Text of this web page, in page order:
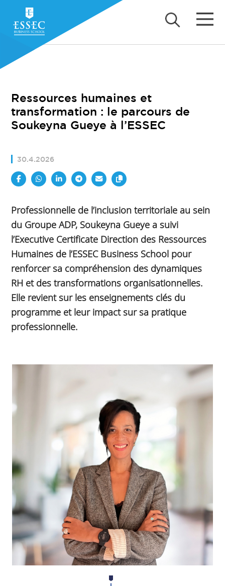
Ressources humaines et
transformation : le parcours de
Soukeyna Gueye à l’ESSEC
30.4.2026
Professionnelle de l’inclusion territoriale au sein
du Groupe ADP, Soukeyna Gueye a suivi
l’Executive Certificate Direction des Ressources
Humaines de l’ESSEC Business School pour
renforcer sa compréhension des dynamiques
RH et des transformations organisationnelles.
Elle revient sur les enseignements clés du
programme et leur impact sur sa pratique
professionnelle.